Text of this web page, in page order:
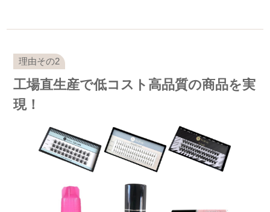
工場直生産で低コスト高品質の商品を実
現！